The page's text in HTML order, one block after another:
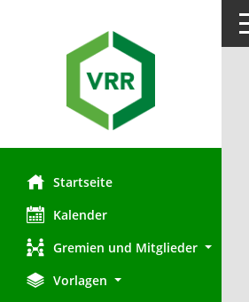
Startseite
Kalender
Gremien und Mitglieder
Vorlagen